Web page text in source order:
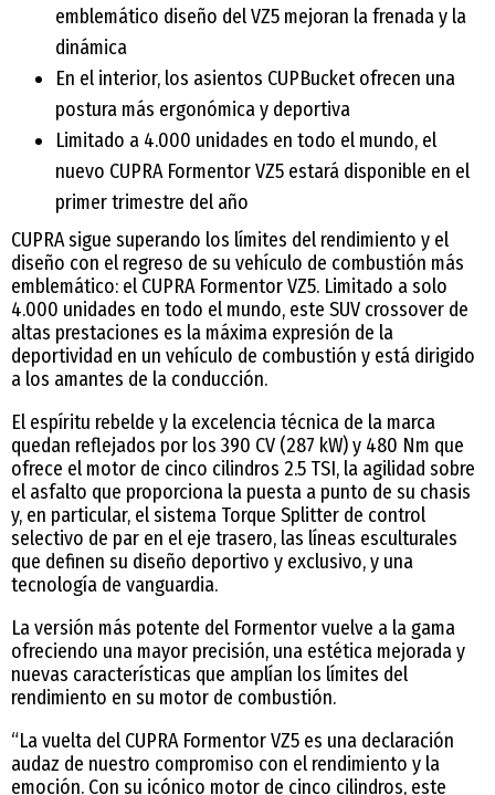
emblemático diseño del VZ5 mejoran la frenada y la
dinámica
En el interior, los asientos CUPBucket ofrecen una
postura más ergonómica y deportiva
Limitado a 4.000 unidades en todo el mundo, el
nuevo CUPRA Formentor VZ5 estará disponible en el
primer trimestre del año
CUPRA sigue superando los límites del rendimiento y el
diseño con el regreso de su vehículo de combustión más
emblemático: el CUPRA Formentor VZ5. Limitado a solo
4.000 unidades en todo el mundo, este SUV crossover de
altas prestaciones es la máxima expresión de la
deportividad en un vehículo de combustión y está dirigido
a los amantes de la conducción.
El espíritu rebelde y la excelencia técnica de la marca
quedan reflejados por los 390 CV (287 kW) y 480 Nm que
ofrece el motor de cinco cilindros 2.5 TSI, la agilidad sobre
el asfalto que proporciona la puesta a punto de su chasis
y, en particular, el sistema Torque Splitter de control
selectivo de par en el eje trasero, las líneas esculturales
que definen su diseño deportivo y exclusivo, y una
tecnología de vanguardia.
La versión más potente del Formentor vuelve a la gama
ofreciendo una mayor precisión, una estética mejorada y
nuevas características que amplían los límites del
rendimiento en su motor de combustión.
“La vuelta del CUPRA Formentor VZ5 es una declaración
audaz de nuestro compromiso con el rendimiento y la
emoción. Con su icónico motor de cinco cilindros, este